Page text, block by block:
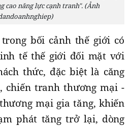
cao năng lực cạnh tranh". (Ảnh
bối cảnh thế giới có
tế thế giới đối mặt với
thức, đặc biệt là căng
chiến tranh thương mại -
mại gia tăng, khiến
phát tăng trở lại, dòng